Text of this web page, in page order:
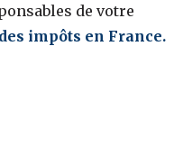
de votre
impôts en France.